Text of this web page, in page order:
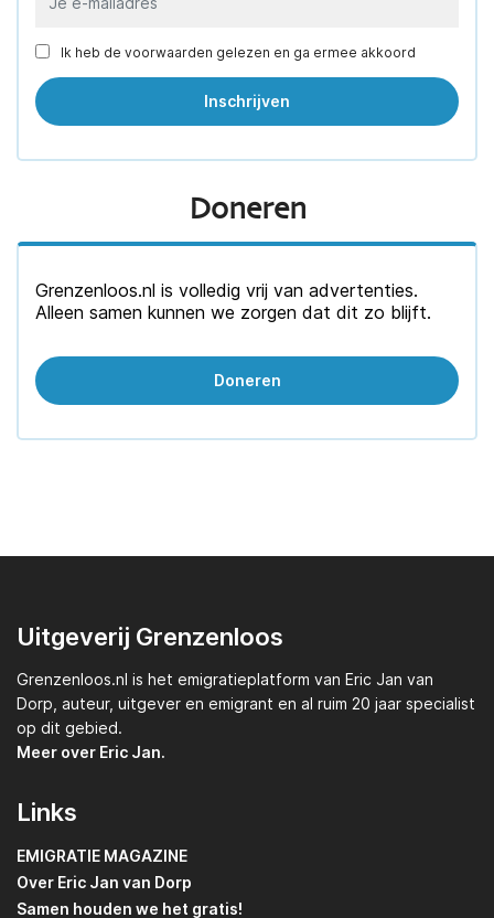
Ik heb de voorwaarden gelezen en ga ermee akkoord
Doneren
Grenzenloos.nl is volledig vrij van advertenties.
Alleen samen kunnen we zorgen dat dit zo blijft.
Doneren
Uitgeverij Grenzenloos
Grenzenloos.nl is het emigratieplatform van Eric Jan van
Dorp, auteur, uitgever en emigrant en al ruim 20 jaar specialist
op dit gebied.
Meer over Eric Jan.
Links
EMIGRATIE MAGAZINE
Over Eric Jan van Dorp
Samen houden we het gratis!